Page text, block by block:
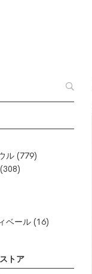
ル (779)
(308)
ベール (16)
トア